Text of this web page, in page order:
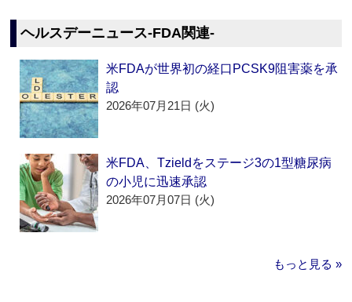
ヘルスデーニュース‐FDA関連‐
米FDAが世界初の経口PCSK9阻害薬を承
認
2026年07月21日 (火)
米FDA、Tzieldをステージ3の1型糖尿病
の小児に迅速承認
2026年07月07日 (火)
もっと見る »